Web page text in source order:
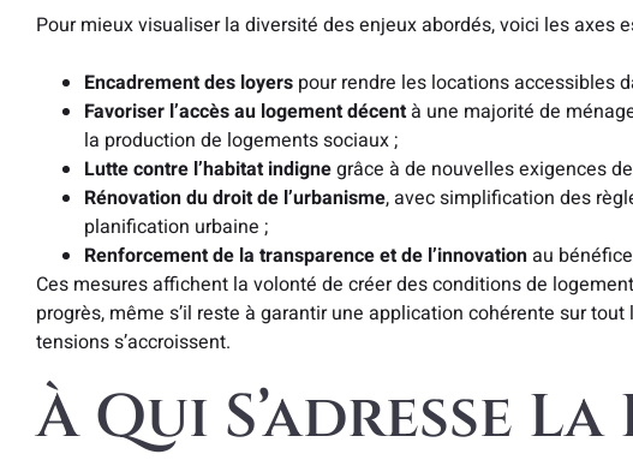
Pour mieux visualiser la diversité des enjeux abordés, voici les axes
Encadrement des loyers pour rendre les locations accessibles
Favoriser l’accès au logement décentà une majorité de
la production de logements sociaux ;
Lutte contre l’habitat indignegrâce à de nouvelles exigences
Rénovation du droit de l’urbanisme, avec simplification des
planification urbaine ;
Renforcement de la transparence et de l’innovationau
Ces mesures affichent la volonté de créer des conditions de
progrès, même s’il reste à garantir une application cohérente sur
tensions s’accroissent.
À Qui S’adresse